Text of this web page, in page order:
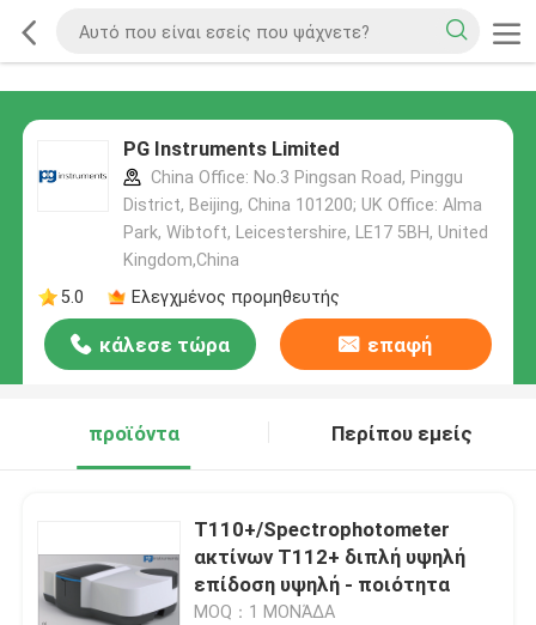
PG Instruments Limited
China Office: No.3 Pingsan Road, Pinggu
District, Beijing, China 101200; UK Office: Alma
Park, Wibtoft, Leicestershire, LE17 5BH, United
Kingdom,China
5.0
Ελεγχμένος προμηθευτής
κάλεσε τώρα επαφή
προϊόντα Περίπου εμείς
T110+/Spectrophotometer
ακτίνων T112+ διπλή υψηλή
επίδοση υψηλή - ποιότητα
MOQ：1 ΜΟΝΆΔΑ